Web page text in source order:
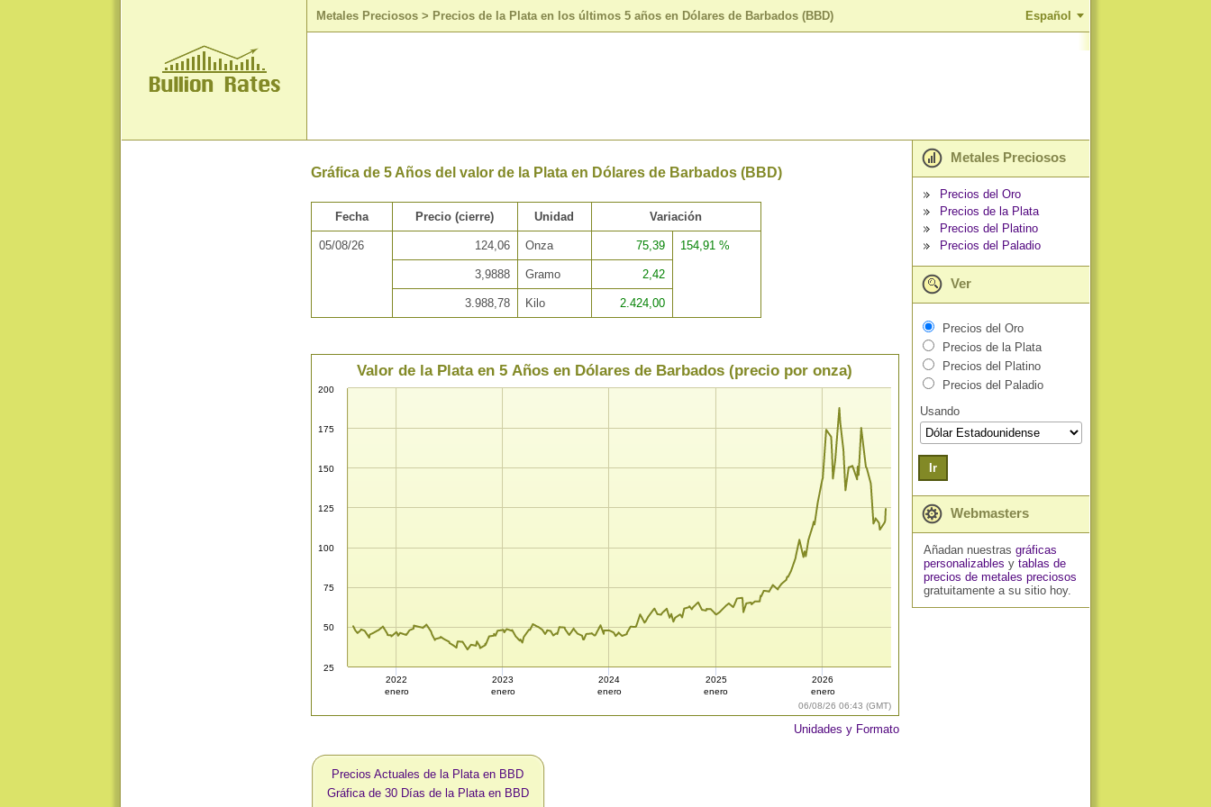
Metales Preciosos > Precios de la Plata en los últimos 5 años en Dólares de Barbados (BBD) Español
Gráfica de 5 Años del valor de la Plata en Dólares de Barbados (BBD)
Fecha Precio (cierre) Unidad Variación
05/08/26 124,06 Onza 75,39 154,91 %
3,9888 Gramo 2,42
3.988,78 Kilo 2.424,00
06/08/26 06:43 (GMT)
Valor de la Plata en 5 Años en Dólares de Barbados (precio por onza)
25
50
75
100
125
150
175
200
2022
enero
2023
enero
2024
enero
2025
enero
2026
enero
Unidades y Formato
Precios Actuales de la Plata en BBD
Gráfica de 30 Días de la Plata en BBD
Metales Preciosos
Precios del Oro
Precios de la Plata
Precios del Platino
Precios del Paladio
Ver
Precios del Oro
Precios de la Plata
Precios del Platino
Precios del Paladio
Usando
Ir
Webmasters
Añadan nuestras gráficas
personalizables y tablas de
precios de metales preciosos
gratuitamente a su sitio hoy.